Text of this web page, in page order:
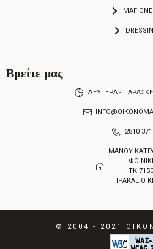
Βρείτε μας
ΔΕΥΤΕΡΑ -
2810
ΜΑΝΟΥ
ΤΚ
ΗΡΑΚΛΕΙΟ
© 2004 - 2021